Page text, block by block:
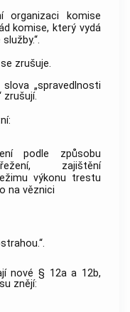
organizaci komise
komise, který vydá
zrušuje.
„spravedlnosti
zrušují.
podle způsobu
zajištění
výkonu trestu
na věznici
nové § 12a a 12b,
znějí: